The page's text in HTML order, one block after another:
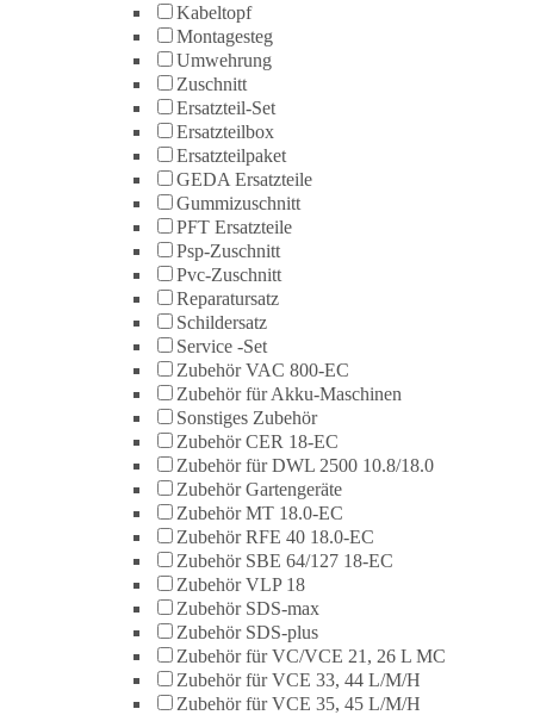
Kabeltopf
Montagesteg
Umwehrung
Zuschnitt
Ersatzteil-Set
Ersatzteilbox
Ersatzteilpaket
GEDA Ersatzteile
Gummizuschnitt
PFT Ersatzteile
Psp-Zuschnitt
Pvc-Zuschnitt
Reparatursatz
Schildersatz
Service -Set
Zubehör VAC 800-EC
Zubehör für Akku-Maschinen
Sonstiges Zubehör
Zubehör CER 18-EC
Zubehör für DWL 2500 10.8/18.0
Zubehör Gartengeräte
Zubehör MT 18.0-EC
Zubehör RFE 40 18.0-EC
Zubehör SBE 64/127 18-EC
Zubehör VLP 18
Zubehör SDS-max
Zubehör SDS-plus
Zubehör für VC/VCE 21, 26 L MC
Zubehör für VCE 33, 44 L/M/H
Zubehör für VCE 35, 45 L/M/H